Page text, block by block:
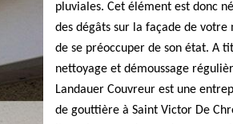
pluviales. Cet élément est donc
des dégâts sur la façade de votre
de se préoccuper de son état. A
nettoyage et démoussage
Landauer Couvreur est une
de gouttière à Saint Victor De